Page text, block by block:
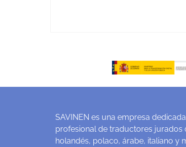
SAVINEN es una empresa
profesional de traductores jurados
holandés, polaco, árabe, italiano y